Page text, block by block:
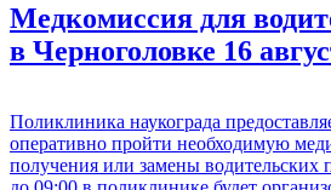
Медкомиссия для
в Черноголовке 16
Поликлиника наукограда
оперативно пройти необходимую
получения или замены водительских